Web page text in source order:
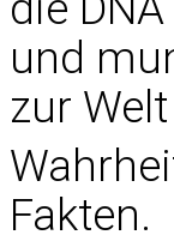
und
zur
Fakten.